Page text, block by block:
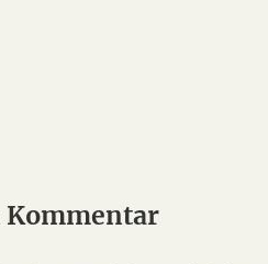
Kommentar